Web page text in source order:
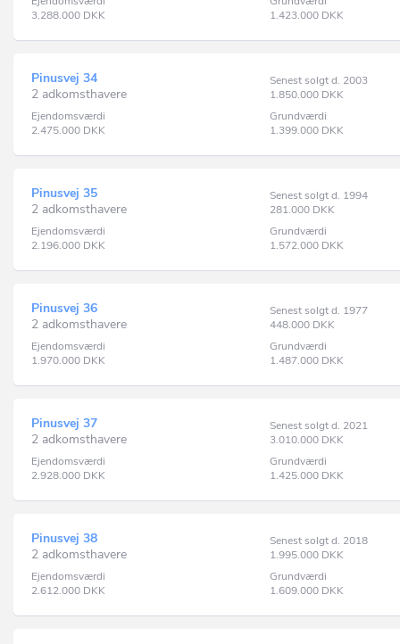
3.288.000 DKK
1.423.000 DKK
Pinusvej 34
2 adkomsthavere
Senest solgt d. 2003
1.850.000 DKK
Ejendomsværdi
2.475.000 DKK
Grundværdi
1.399.000 DKK
Pinusvej 35
2 adkomsthavere
Senest solgt d. 1994
281.000 DKK
Ejendomsværdi
2.196.000 DKK
Grundværdi
1.572.000 DKK
Pinusvej 36
2 adkomsthavere
Senest solgt d. 1977
448.000 DKK
Ejendomsværdi
1.970.000 DKK
Grundværdi
1.487.000 DKK
Pinusvej 37
2 adkomsthavere
Senest solgt d. 2021
3.010.000 DKK
Ejendomsværdi
2.928.000 DKK
Grundværdi
1.425.000 DKK
Pinusvej 38
2 adkomsthavere
Senest solgt d. 2018
1.995.000 DKK
Ejendomsværdi
2.612.000 DKK
Grundværdi
1.609.000 DKK